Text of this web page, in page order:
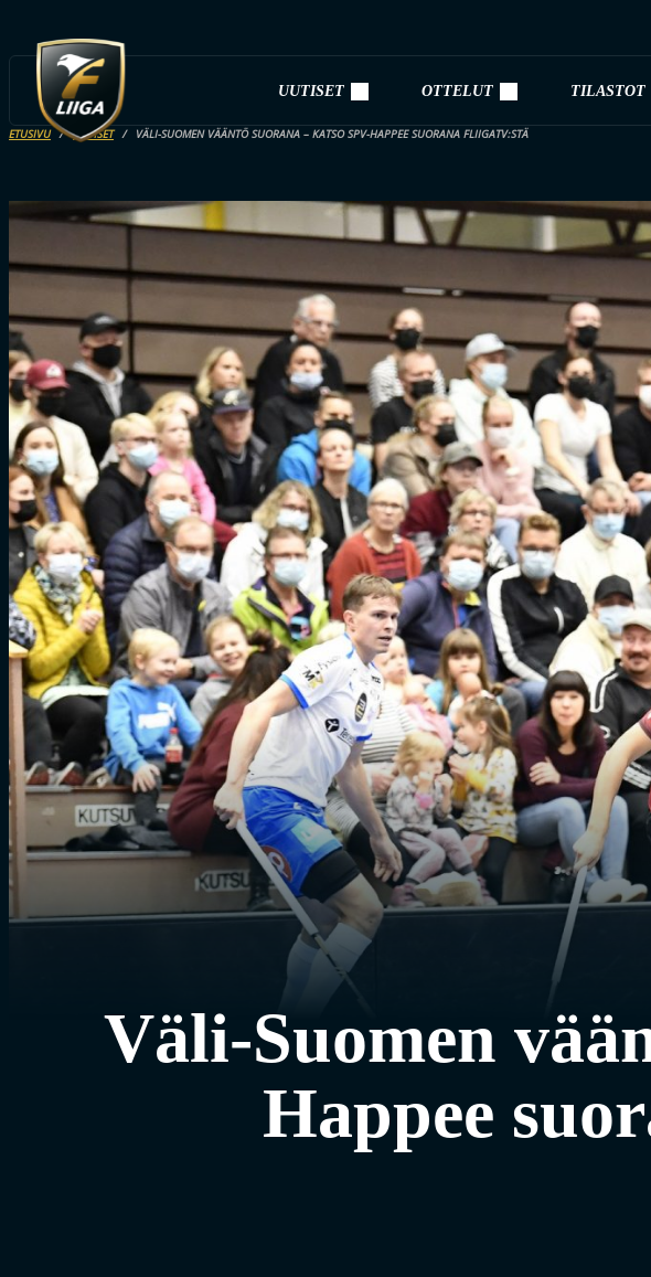
UUTISET OTTELUT TILASTOT
ETUSIVU UUTISET VÄLI-SUOMEN VÄÄNTÖ SUORANA – KATSO SPV-HAPPEE SUORANA FLIIGATV:STÄ
Väli-Suomen
Happee